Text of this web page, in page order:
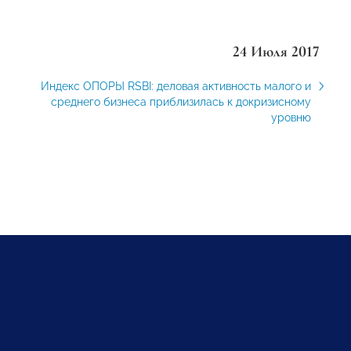
24 Июля 2017
Индекс ОПОРЫ RSBI: деловая активность малого и
среднего бизнеса приблизилась к докризисному
уровню